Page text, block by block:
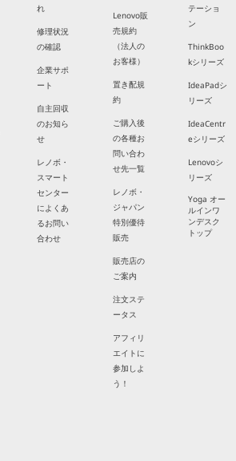
れ
修理状況
の確認
企業サポ
ート
自主回収
のお知ら
せ
レノボ・
スマート
センター
によくあ
るお問い
合わせ
Lenovo販
売規約
（法人の
お客様）
置き配規
約
ご購入後
の各種お
問い合わ
せ先一覧
レノボ・
ジャパン
特別優待
販売
販売店の
ご案内
注文ステ
ータス
アフィリ
エイトに
参加しよ
う！
テーショ
ン
ThinkBoo
kシリーズ
IdeaPadシ
リーズ
IdeaCentr
eシリーズ
Lenovoシ
リーズ
Yoga オー
ルインワ
ンデスク
トップ